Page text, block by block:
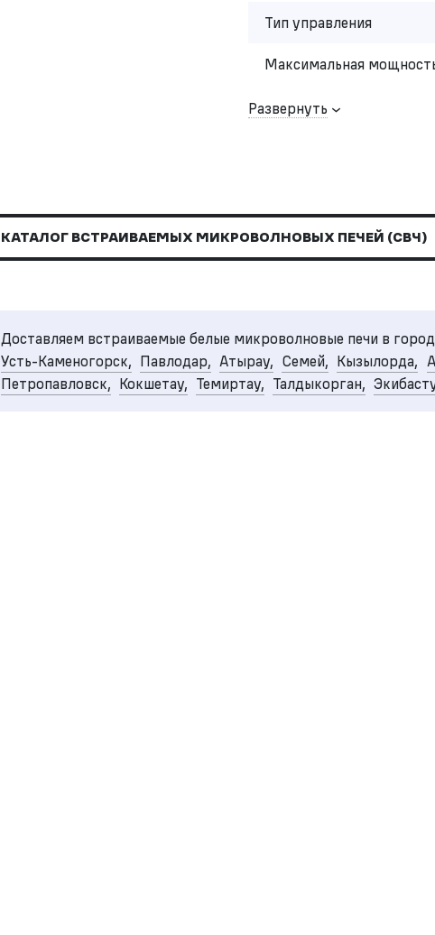
Тип управления
Максимальная
Развернуть
КАТАЛОГ ВСТРАИВАЕМЫХ МИКРОВОЛНОВЫХ ПЕЧЕЙ (СВЧ)
Доставляем встраиваемые белые микроволновые печи в
Усть-Каменогорск, Павлодар, Атырау, Семей, Кызылорда,
Петропавловск, Кокшетау, Темиртау, Талдыкорган,